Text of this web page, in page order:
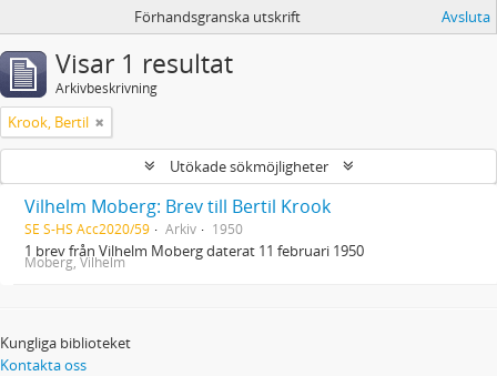
Förhandsgranska utskrift Avsluta
Visar 1 resultat
Arkivbeskrivning
Krook, Bertil
Utökade sökmöjligheter
Vilhelm Moberg: Brev till Bertil Krook
SE S-HS Acc2020/59 Arkiv 1950
1 brev från Vilhelm Moberg daterat 11 februari 1950
Moberg, Vilhelm
Kungliga biblioteket
Kontakta oss